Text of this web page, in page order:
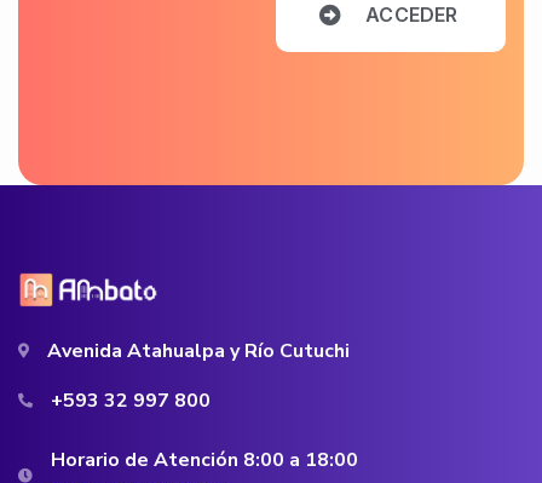
ACCEDER
Avenida Atahualpa y Río Cutuchi
+593 32 997 800
Horario de Atención 8:00 a 18:00